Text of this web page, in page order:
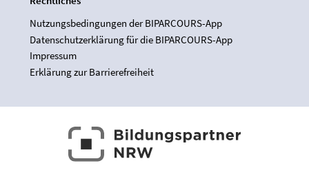
Nutzungsbedingungen der BIPARCOURS-App
Datenschutzerklärung für die BIPARCOURS-App
Impressum
Erklärung zur Barrierefreiheit